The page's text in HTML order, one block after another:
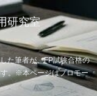
研究室
た筆者が、FP試験合格の
。※本ページはプロモー